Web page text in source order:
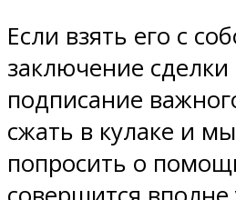
Если взять его с
заключение сделки
подписание
сжать в кулаке и
попросить о